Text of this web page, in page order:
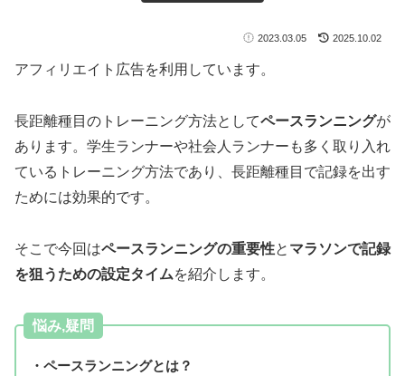
2023.03.05 2025.10.02
アフィリエイト広告を利用しています。
長距離種目のトレーニング方法としてペースランニングが
あります。学生ランナーや社会人ランナーも多く取り入れ
ているトレーニング方法であり、長距離種目で記録を出す
ためには効果的です。
そこで今回はペースランニングの重要性と マラソンで記録
を狙うための設定タイムを紹介します。
悩み,疑問
・ペースランニングとは？